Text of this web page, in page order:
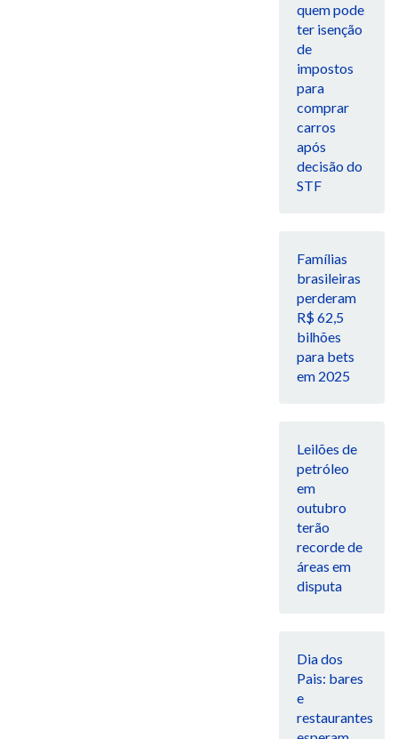
quem pode
ter isenção
de
impostos
para
comprar
carros
após
decisão do
STF
Famílias
brasileiras
perderam
R$ 62,5
bilhões
para bets
em 2025
Leilões de
petróleo
em
outubro
terão
recorde de
áreas em
disputa
Dia dos
Pais: bares
e
restaurantes